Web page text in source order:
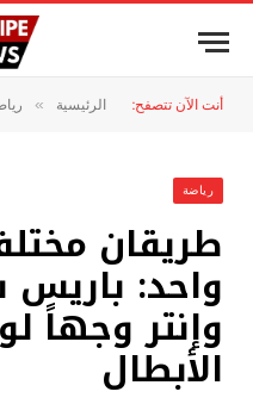
أنت الآن تتصفح: الرئيسية »
رياضة
طريقان
واحد:
وإنتر وجهاً
الأبطال